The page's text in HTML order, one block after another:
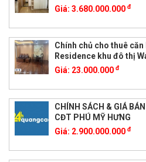
Giá: 3.680.000.000 đ
Chính chủ cho thuê
Residence khu đô thị
Giá: 23.000.000 đ
CHÍNH SÁCH & GIÁ
CĐT PHÚ MỸ HƯNG
Giá: 2.900.000.000 đ